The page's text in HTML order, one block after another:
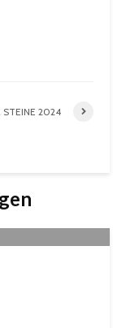
STEINE 2024